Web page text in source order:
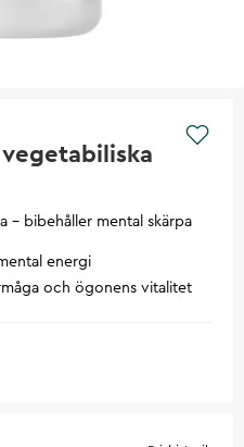
– bibehåller mental skärpa
energi
och ögonens vitalitet